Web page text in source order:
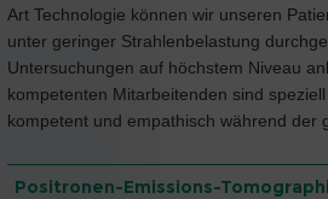
Art Technologie können wir unseren
unter geringer Strahlenbelastung
Untersuchungen auf höchstem Niveau
kompetenten Mitarbeitenden sind
kompetent und empathisch während der
Positronen-Emissions-